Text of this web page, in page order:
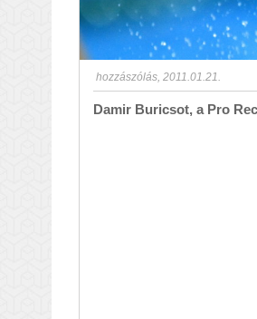
hozzászólás, 2011.01.21.
Damir Buricsot, a Pro